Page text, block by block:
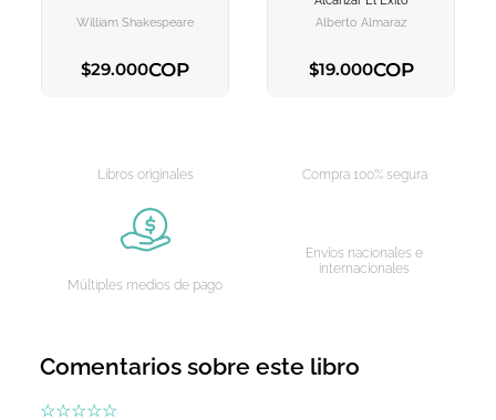
William Shakespeare
$29.000COP
Alberto Almaraz
$19.000COP
Libros originales Compra 100% segura
Múltiples medios de pago
Envíos nacionales e
internacionales
Comentarios sobre este libro
☆☆☆☆☆